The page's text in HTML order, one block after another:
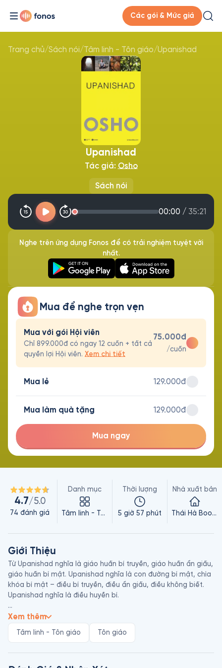
Các gói & Mức giá
Trang chủ/Sách nói/Tâm linh - Tôn giáo/Upanishad
Sách nói
Upanishad
Tác giả: Osho
00:00 / 35:21
Nghe trên ứng dụng Fonos để có trải nghiệm tuyệt vời
nhất.
Mua để nghe trọn vẹn
Mua với gói Hội viên
Chỉ 899.000đ có ngay 12 cuốn + tất cả
quyền lợi Hội viên. Xem chi tiết
75.000đ
/cuốn
Mua lẻ 129.000đ
Mua làm quà tặng 129.000đ
Mua ngay
4.7/5.0
74 đánh giá
Danh mục
Tâm linh - Tôn giáo
Thời lượng
5 giờ 57 phút
Nhà xuất bản
Thái Hà Books
Giới Thiệu
Từ Upanishad nghĩa là giáo huấn bí truyền, giáo huấn ẩn giấu,
giáo huấn bí mật. Upanishad nghĩa là con đường bí mật, chìa
khóa bí mật – điều bí truyền, điều ẩn giấu, điều không biết.
Upanishad nghĩa là điều huyền bí.
Bộ kinh Upanishad này rất đơn giản, chúng nói theo cách từ
mang tính tôn giáo. Chúng không liên quan đến những khái
Xem thêm
Tâm linh - Tôn giáo Tôn giáo